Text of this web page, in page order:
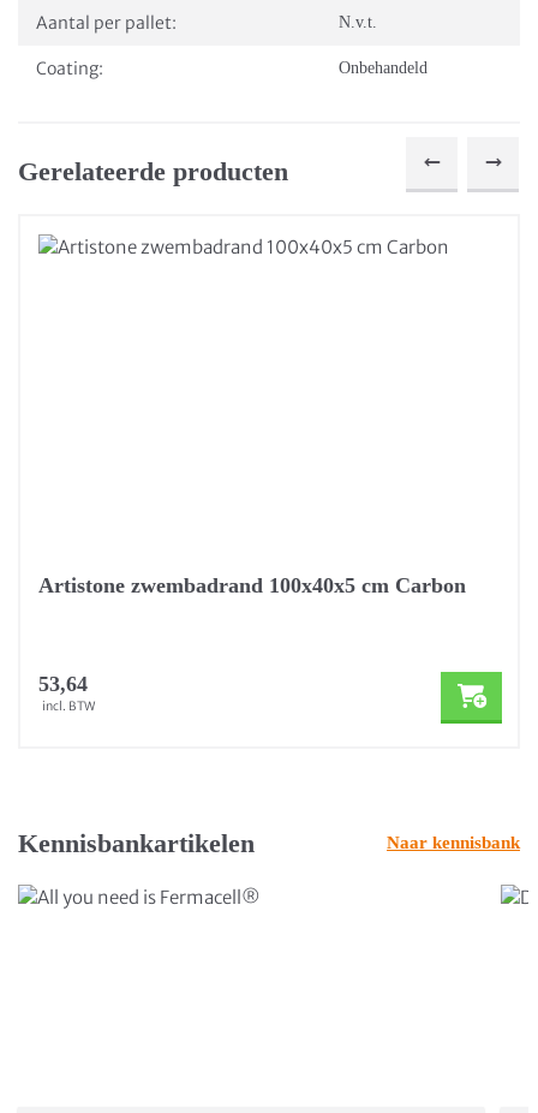
Aantal per pallet: N.v.t.
Coating: Onbehandeld
Gerelateerde producten
Artistone zwembadrand 100x40x5 cm Carbon
53,64
incl. BTW
Kennisbankartikelen Naar kennisbank